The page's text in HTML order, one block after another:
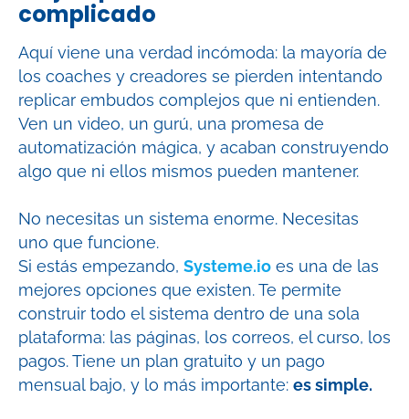
complicado
Aquí viene una verdad incómoda: la mayoría de
los coaches y creadores se pierden intentando
replicar embudos complejos que ni entienden.
Ven un video, un gurú, una promesa de
automatización mágica, y acaban construyendo
algo que ni ellos mismos pueden mantener.
No necesitas un sistema enorme. Necesitas
uno que funcione.
Si estás empezando, Systeme.io es una de las
mejores opciones que existen. Te permite
construir todo el sistema dentro de una sola
plataforma: las páginas, los correos, el curso, los
pagos. Tiene un plan gratuito y un pago
mensual bajo, y lo más importante: es simple.